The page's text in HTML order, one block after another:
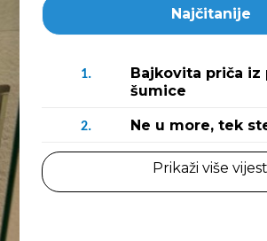
Najčitanije
1.
Bajkovita priča iz
šumice
2. Ne u more, tek
Prikaži više